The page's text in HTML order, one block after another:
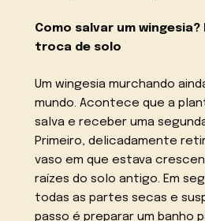
Como salvar um
troca de solo
Um wingesia murchando
mundo. Acontece que a
salva e receber uma
Primeiro, delicadamente
vaso em que estava
raízes do solo antigo. Em
todas as partes secas e
passo é preparar um banho